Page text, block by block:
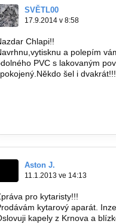
SVĚTL00
17.9.2014 v 8:58
Chlapi!!
a polepím
PVC s lakovaným
šel i
Aston J.
11.1.2013 ve 14:13
pro kytaristy!!!
kytarový aparát.
kapely z Krnova a